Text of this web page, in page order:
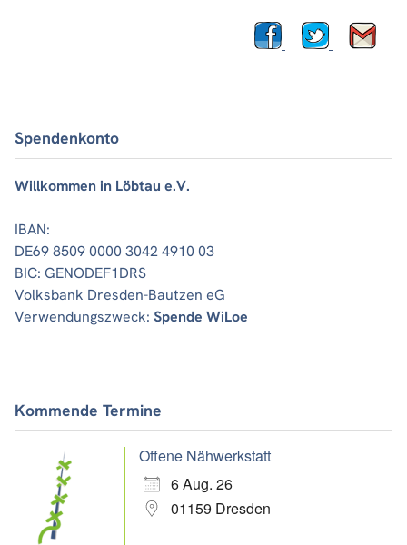
Spendenkonto
Willkommen in Löbtau e.V.
IBAN:
DE69 8509 0000 3042 4910 03
BIC: GENODEF1DRS
Volksbank Dresden-Bautzen eG
Verwendungszweck: Spende WiLoe
Kommende Termine
Offene Nähwerkstatt
6 Aug. 26
01159 Dresden